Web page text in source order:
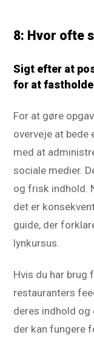
8: Hvor ofte
Sigt efter at
for at
For at gøre
overveje at
med at
sociale medier.
og frisk indhold.
det er
guide, der
lynkursus.
Hvis du har brug
restauranters
deres indhold og
der kan fungere